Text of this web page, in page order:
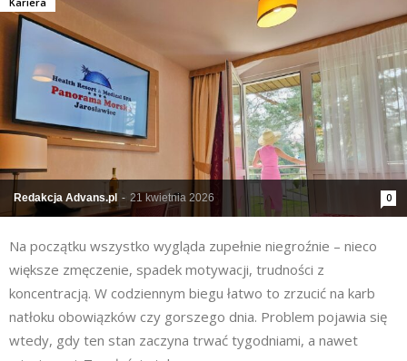
Redakcja Advans.pl - 21 kwietnia 2026 0
Na początku wszystko wygląda zupełnie niegroźnie – nieco
większe zmęczenie, spadek motywacji, trudności z
koncentracją. W codziennym biegu łatwo to zrzucić na karb
natłoku obowiązków czy gorszego dnia. Problem pojawia się
wtedy, gdy ten stan zaczyna trwać tygodniami, a nawet